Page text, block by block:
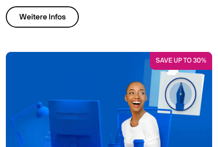
Weitere Infos
SAVE UP TO 30%